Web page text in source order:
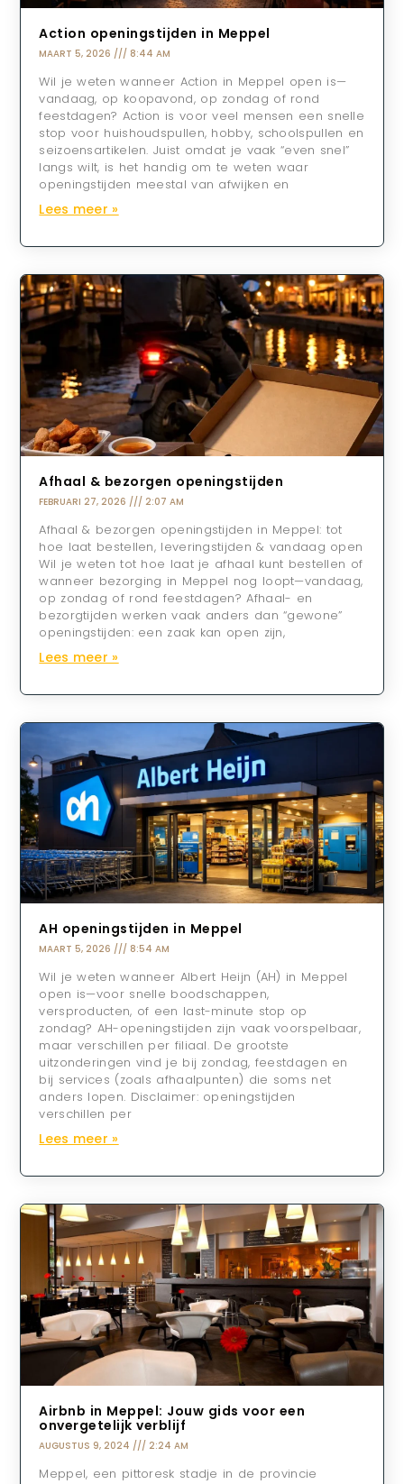
Action openingstijden in Meppel
MAART 5, 2026 8:44 AM
Wil je weten wanneer Action in Meppel open is—
vandaag, op koopavond, op zondag of rond
feestdagen? Action is voor veel mensen een snelle
stop voor huishoudspullen, hobby, schoolspullen en
seizoensartikelen. Juist omdat je vaak “even snel”
langs wilt, is het handig om te weten waar
openingstijden meestal van afwijken en
Lees meer »
Afhaal & bezorgen openingstijden
FEBRUARI 27, 2026 2:07 AM
Afhaal & bezorgen openingstijden in Meppel: tot
hoe laat bestellen, leveringstijden & vandaag open
Wil je weten tot hoe laat je afhaal kunt bestellen of
wanneer bezorging in Meppel nog loopt—vandaag,
op zondag of rond feestdagen? Afhaal- en
bezorgtijden werken vaak anders dan “gewone”
openingstijden: een zaak kan open zijn,
Lees meer »
AH openingstijden in Meppel
MAART 5, 2026 8:54 AM
Wil je weten wanneer Albert Heijn (AH) in Meppel
open is—voor snelle boodschappen,
versproducten, of een last-minute stop op
zondag? AH-openingstijden zijn vaak voorspelbaar,
maar verschillen per filiaal. De grootste
uitzonderingen vind je bij zondag, feestdagen en
bij services (zoals afhaalpunten) die soms net
anders lopen. Disclaimer: openingstijden
verschillen per
Lees meer »
Airbnb in Meppel: Jouw gids voor een
onvergetelijk verblijf
AUGUSTUS 9, 2024 2:24 AM
Meppel, een pittoresk stadje in de provincie